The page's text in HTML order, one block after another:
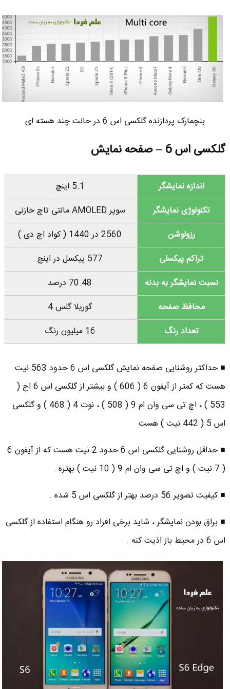
بنچمارک پردازنده گلکسی اس 6 در حالت چند هسته ای
گلکسی اس 6 – صفحه نمایش
اندازه نمایشگر
تکنولوژی نمایشگر
سوپر AMOLED مالتی تاچ خازنی
رزولوشن
تراکم پیکسلی
نسبت نمایشگر به بدنه
محافظ صفحه
گوریلا گلس 4
تعداد رنگ
■ حداکثر روشنایی صفحه نمایش گلکسی اس 6 حدود 563 نیت
هست که کمتر از آیفون 6 ( 606 ) و بیشتر از گلکسی اس 6 اج (
553 ) ، اچ تی سی وان ام 9 ( 508 ) ، نوت 4 ( 468 ) و گلکسی
اس 5 ( 442 نیت ) هست
■ حداقل روشنایی گلکسی اس 6 حدود 2 نیت هست که از آیفون 6
( 7 نیت ) و اچ تی سی وان ام 9 ( 10 نیت ) بهتره .
■ کیفیت تصویر 56 درصد بهتر از گلکسی اس 5 شده .
■ براق بودن نمایشگر ، شاید برخی افراد رو هنگام استفاده از گلکسی
اس 6 در محیط باز اذیت کنه .